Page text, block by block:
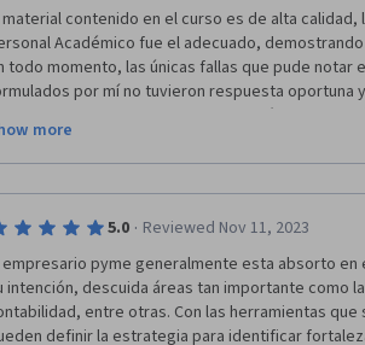
material contenido en el curso es de alta
Académico fue el adecuado,
todo momento, las únicas fallas que pude notar
por mí no tuvieron respuesta oportuna
oportunidad de someter a consideración la
porque además de ser una
también puede ser utilizado para
Ejecutado).
que haya sido que en el lapso en el cual
personal encargado estaba ocupado en otras
de haber tomado el curso por cuanto
Mil Gracias
more
5.0 · Reviewed Nov 11, 2023
empresario pyme generalmente esta absorto en
intención, descuida áreas tan importante como
entre otras. Con las herramientas
definir la estrategia para identificar